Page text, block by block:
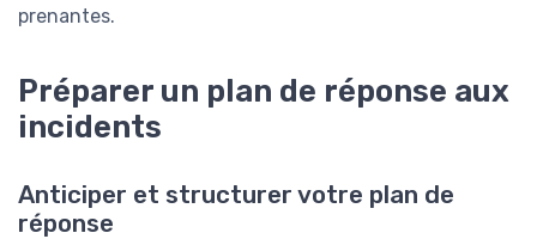
prenantes.
Préparer un plan de réponse aux
incidents
Anticiper et structurer votre plan de
réponse